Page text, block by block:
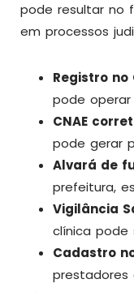
pode resultar no
em processos
Registro no
pode
CNAE
pode gerar
Alvará de
prefeitura,
Vigilância
clínica pode
Cadastro
prestadores